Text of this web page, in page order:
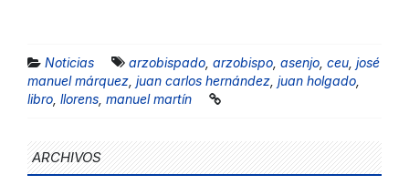
Noticias arzobispado arzobispo asenjo ceu josé
manuel márquez juan carlos hernández juan holgado
libro llorens manuel martín
ARCHIVOS